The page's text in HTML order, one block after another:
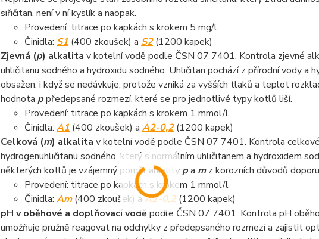
siřičitan, není v ní kyslík a naopak.
Provedení: titrace po kapkách s krokem 5 mg/l
Činidla: S1 (400 zkoušek) a S2 (1200 kapek)
Zjevná (p) alkalita v kotelní vodě podle ČSN 07 7401. Kontrola zjevné
uhličitanu sodného a hydroxidu sodného. Uhličitan pochází z přírodní vody a
obsažen, i když se nedávkuje, protože vzniká za vyšších tlaků a teplot
hodnota ppředepsané rozmezí, které se pro jednotlivé typy kotlů liší.
Provedení: titrace po kapkách s krokem 1 mmol/l
Činidla: A1 (400 zkoušek) a A2-0,2 (1200 kapek)
Celková (m) alkalita v kotelní vodě podle ČSN 07 7401. Kontrola
hydrogenuhličitanu sodného, který s normálním uhličitanem a hydroxidem
některých kotlů je vzájemný poměr alkality pa mz korozních důvodů
Provedení: titrace po kapkách s krokem 1 mmol/l
Činidla: Am(400 zkoušek) aA2-0,2 (1200 kapek)
pH v oběhové a doplňovací vodě podle ČSN 07 7401. Kontrola pH
umožňuje pružně reagovat na odchylky z předepsaného rozmezí a zajistit